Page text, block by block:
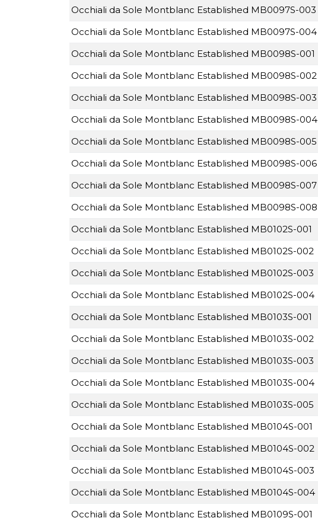
Occhiali da Sole Montblanc Established MB0097S-003
Occhiali da Sole Montblanc Established MB0097S-004
Occhiali da Sole Montblanc Established MB0098S-001
Occhiali da Sole Montblanc Established MB0098S-002
Occhiali da Sole Montblanc Established MB0098S-003
Occhiali da Sole Montblanc Established MB0098S-004
Occhiali da Sole Montblanc Established MB0098S-005
Occhiali da Sole Montblanc Established MB0098S-006
Occhiali da Sole Montblanc Established MB0098S-007
Occhiali da Sole Montblanc Established MB0098S-008
Occhiali da Sole Montblanc Established MB0102S-001
Occhiali da Sole Montblanc Established MB0102S-002
Occhiali da Sole Montblanc Established MB0102S-003
Occhiali da Sole Montblanc Established MB0102S-004
Occhiali da Sole Montblanc Established MB0103S-001
Occhiali da Sole Montblanc Established MB0103S-002
Occhiali da Sole Montblanc Established MB0103S-003
Occhiali da Sole Montblanc Established MB0103S-004
Occhiali da Sole Montblanc Established MB0103S-005
Occhiali da Sole Montblanc Established MB0104S-001
Occhiali da Sole Montblanc Established MB0104S-002
Occhiali da Sole Montblanc Established MB0104S-003
Occhiali da Sole Montblanc Established MB0104S-004
Occhiali da Sole Montblanc Established MB0109S-001